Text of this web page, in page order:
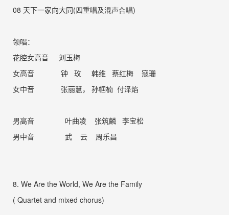
08 天下一家向大同(四重唱及混声合唱)
领唱：
花腔女高音
刘玉梅
女高音
钟 玫 韩维 蔡红梅
寇珊
女中音
张丽慧， 孙帼楠 付泽焰
男高音 叶曲凌 张筑麟 李宝松
男中音 武 云 周乐昌
8. We Are the World, We Are the Family
( Quartet and mixed chorus)